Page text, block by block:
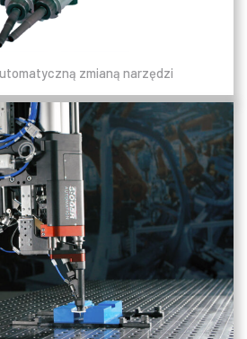
zmianą narzędzi